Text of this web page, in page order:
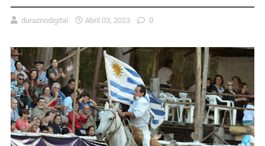
duraznodigital Abril 03, 2023 0